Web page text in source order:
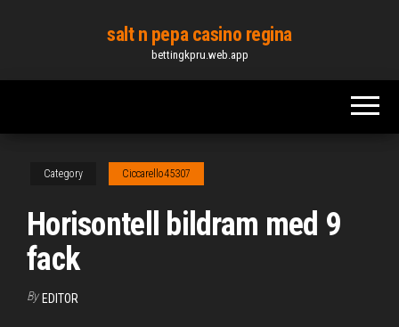
content
salt n pepa casino regina
bettingkpru.web.app
Category Ciccarello45307
Horisontell bildram med 9
fack
By EDITOR